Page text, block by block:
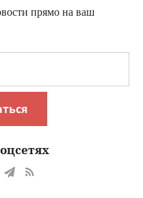
прямо на ваш